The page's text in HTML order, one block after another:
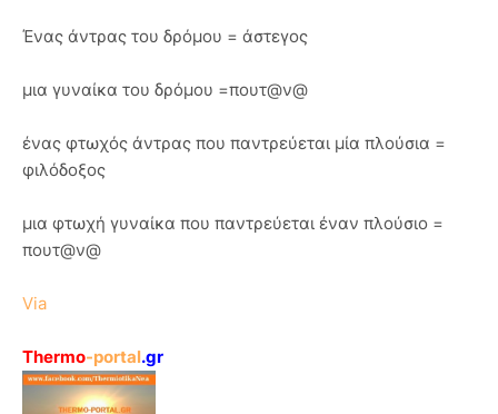
Ένας άντρας του δρόμου = άστεγος
μια γυναίκα του δρόμου =πουτ@ν@
ένας φτωχός άντρας που παντρεύεται μία πλούσια =
φιλόδοξος
μια φτωχή γυναίκα που παντρεύεται έναν πλούσιο =
πουτ@ν@
Via
Thermo-portal.gr